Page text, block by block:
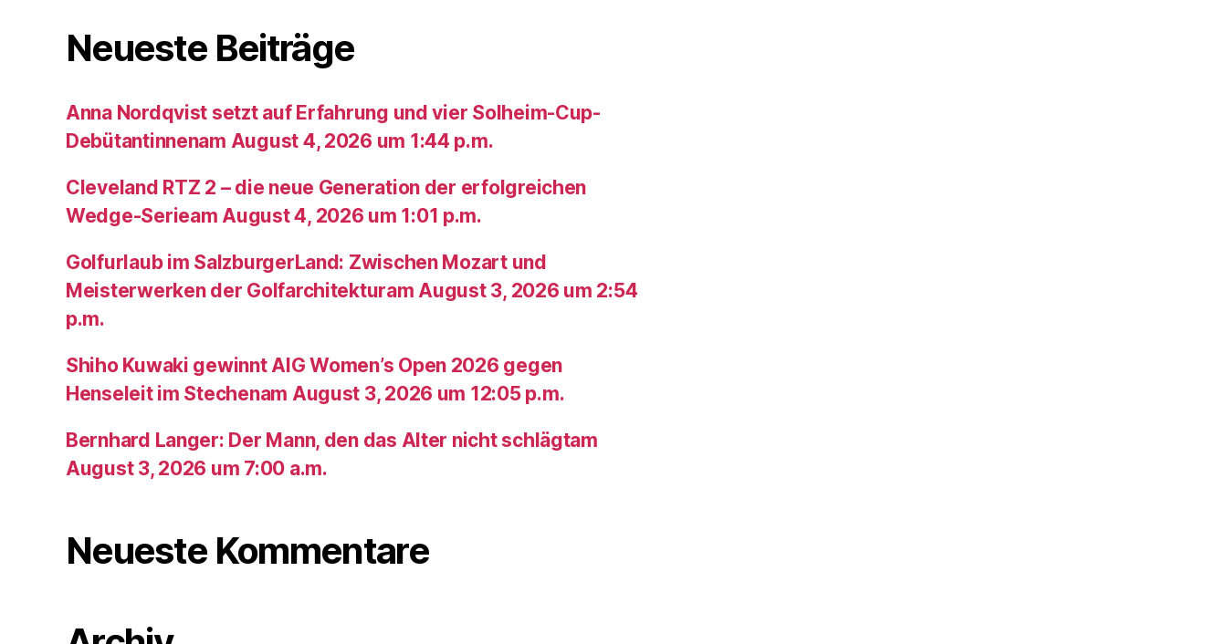
Neueste Beiträge
Anna Nordqvist setzt auf Erfahrung und vier Solheim-Cup-
Debütantinnenam August 4, 2026 um 1:44 p.m.
Cleveland RTZ 2 – die neue Generation der erfolgreichen
Wedge-Serieam August 4, 2026 um 1:01 p.m.
Golfurlaub im SalzburgerLand: Zwischen Mozart und
Meisterwerken der Golfarchitekturam August 3, 2026 um 2:54
p.m.
Shiho Kuwaki gewinnt AIG Women’s Open 2026 gegen
Henseleit im Stechenam August 3, 2026 um 12:05 p.m.
Bernhard Langer: Der Mann, den das Alter nicht schlägtam
August 3, 2026 um 7:00 a.m.
Neueste Kommentare